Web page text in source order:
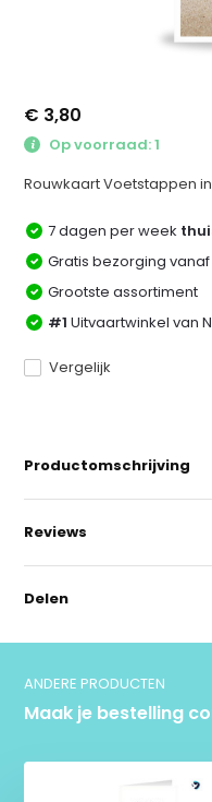
€ 3,80
Op voorraad: 1
Rouwkaart Voetstappen
7 dagen per week
Gratis bezorging
Grootste assortiment
#1 Uitvaartwinkel van
Vergelijk
Productomschrijving
Reviews
Delen
ANDERE PRODUCTEN
Maak je bestelling